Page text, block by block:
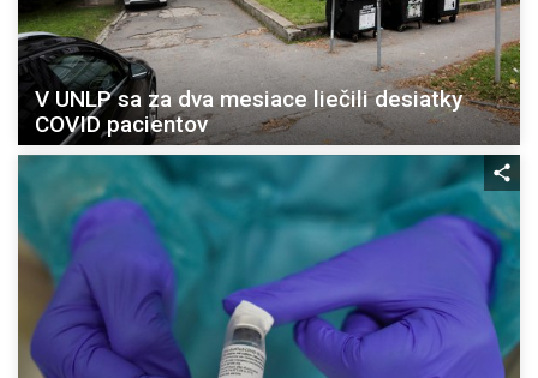
V UNLP sa za dva mesiace liečili desiatky
COVID pacientov